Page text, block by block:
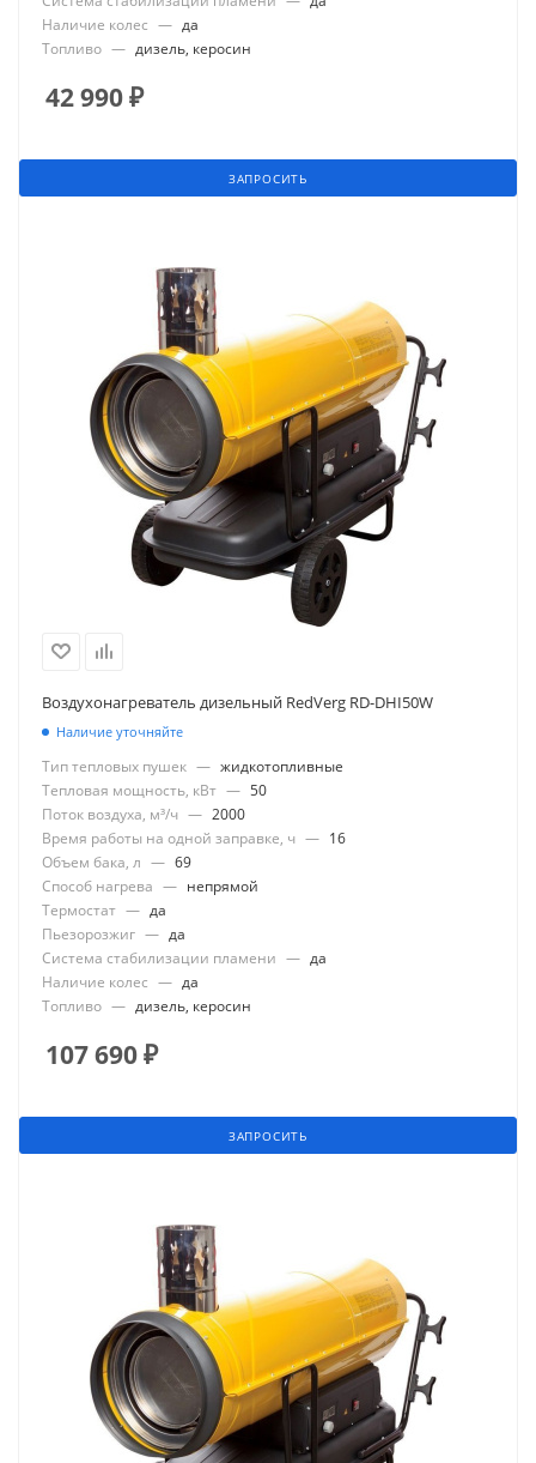
Наличие колес — да
Топливо — дизель, керосин
42 990₽
ЗАПРОСИТЬ
Воздухонагреватель дизельный RedVerg RD-DHI50W
Наличие уточняйте
Тип тепловых пушек — жидкотопливные
Тепловая мощность, кВт — 50
Поток воздуха, м³/ч — 2000
Время работы на одной заправке, ч — 16
Объем бака, л — 69
Способ нагрева — непрямой
Термостат — да
Пьезорозжиг — да
Система стабилизации пламени — да
Наличие колес — да
Топливо — дизель, керосин
107 690₽
ЗАПРОСИТЬ